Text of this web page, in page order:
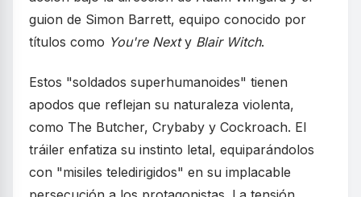
guion de Simon Barrett, equipo conocido por
títulos como You're Nexty Blair Witch.
Estos "soldados superhumanoides" tienen
apodos que reflejan su naturaleza violenta,
como The Butcher, Crybaby y Cockroach. El
tráiler enfatiza su instinto letal, equiparándolos
con "misiles teledirigidos" en su implacable